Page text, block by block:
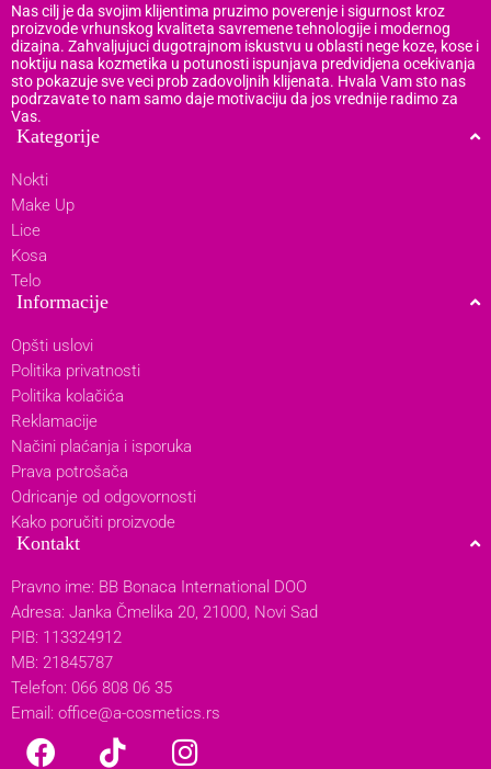
Nas cilj je da svojim klijentima pruzimo poverenje i sigurnost kroz
proizvode vrhunskog kvaliteta savremene tehnologije i modernog
dizajna. Zahvaljujuci dugotrajnom iskustvu u oblasti nege koze, kose i
noktiju nasa kozmetika u potunosti ispunjava predvidjena ocekivanja
sto pokazuje sve veci prob zadovoljnih klijenata. Hvala Vam sto nas
podrzavate to nam samo daje motivaciju da jos vrednije radimo za
Vas.
Kategorije
Nokti
Make Up
Lice
Kosa
Telo
Informacije
Opšti uslovi
Politika privatnosti
Politika kolačića
Reklamacije
Načini plaćanja i isporuka
Prava potrošača
Odricanje od odgovornosti
Kako poručiti proizvode
Kontakt
Pravno ime: BB Bonaca International DOO
Adresa: Janka Čmelika 20, 21000, Novi Sad
PIB: 113324912
MB: 21845787
Telefon: 066 808 06 35
Email: office@a-cosmetics.rs